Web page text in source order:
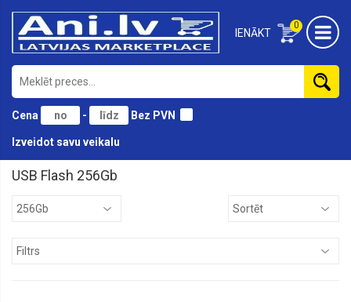
0
IENĀKT
Cena - Bez PVN
Izveidot savu veikalu
256Gb
USB Flash 256Gb